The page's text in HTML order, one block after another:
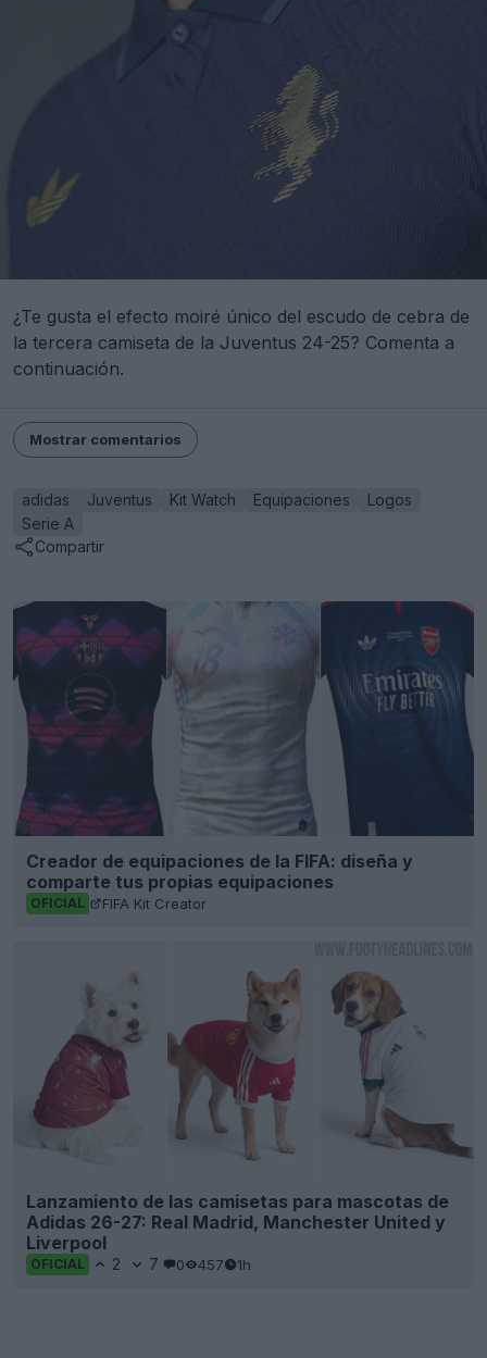
¿Te gusta el efecto moiré único del escudo de cebra de
la tercera camiseta de la Juventus 24-25? Comenta a
continuación.
Mostrar comentarios
adidas Juventus Kit Watch Equipaciones
Logos
Serie A
Compartir
Creador de equipaciones de la FIFA: diseña y
comparte tus propias equipaciones
OFICIAL FIFA Kit Creator
Lanzamiento de las camisetas para mascotas de
Adidas 26-27: Real Madrid, Manchester United y
Liverpool
OFICIAL 2 7 0 457 1h